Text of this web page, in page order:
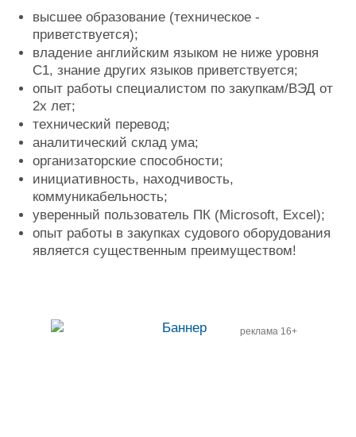
высшее образование (техническое -
приветствуется);
владение английским языком не ниже уровня
С1, знание других языков приветствуется;
опыт работы специалистом по закупкам/ВЭД от
2х лет;
технический перевод;
аналитический склад ума;
организаторские способности;
инициативность, находчивость,
коммуникабельность;
уверенный пользователь ПК (Microsoft, Excel);
опыт работы в закупках судового оборудования
является существенным преимуществом!
реклама 16+